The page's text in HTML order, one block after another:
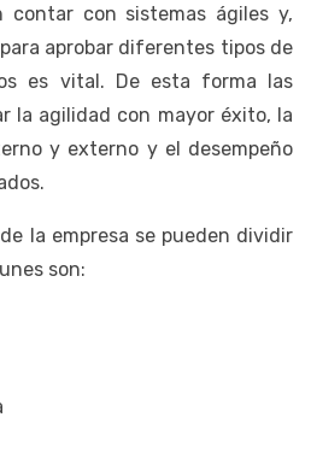
contar con sistemas ágiles y,
aprobar diferentes tipos de
es vital. De esta forma las
la agilidad con mayor éxito, la
y externo y el desempeño
la empresa se pueden dividir
son: